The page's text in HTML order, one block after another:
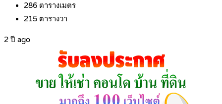
286 ตารางเมตร
215 ตารางวา
2 ปี ago